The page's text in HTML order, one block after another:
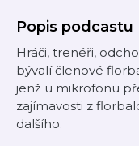
Popis podcastu
Hráči, trenéři,
bývalí členové
jenž u mikrofonu
zajímavosti z
dalšího.